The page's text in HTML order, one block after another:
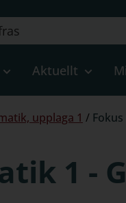
Aktuellt
upplaga 1 /
1 -